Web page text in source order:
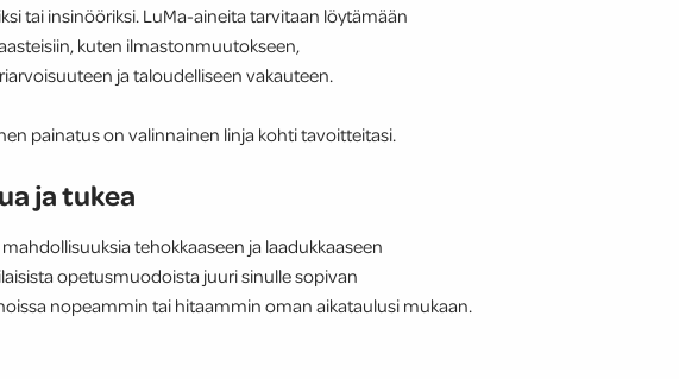
tai insinööriksi. LuMa-aineita tarvitaan löytämään
kuten ilmastonmuutokseen,
ja taloudelliseen vakauteen.
painatus on valinnainen linja kohti tavoitteitasi.
ja tukea
tehokkaaseen ja laadukkaaseen
opetusmuodoista juuri sinulle sopivan
nopeammin tai hitaammin oman aikataulusi mukaan.